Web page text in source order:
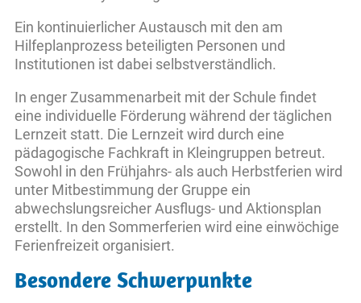
Ein kontinuierlicher Austausch mit den am
Hilfeplanprozess beteiligten Personen und
Institutionen ist dabei selbstverständlich.
In enger Zusammenarbeit mit der Schule findet
eine individuelle Förderung während der täglichen
Lernzeit statt. Die Lernzeit wird durch eine
pädagogische Fachkraft in Kleingruppen betreut.
Sowohl in den Frühjahrs- als auch Herbstferien wird
unter Mitbestimmung der Gruppe ein
abwechslungsreicher Ausflugs- und Aktionsplan
erstellt. In den Sommerferien wird eine einwöchige
Ferienfreizeit organisiert.
Besondere Schwerpunkte